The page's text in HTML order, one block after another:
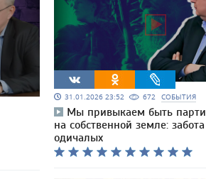
31.01.2026 23:52 672 СОБЫТИЯ
Мы привыкаем быть
на собственной земле: забота
одичалых